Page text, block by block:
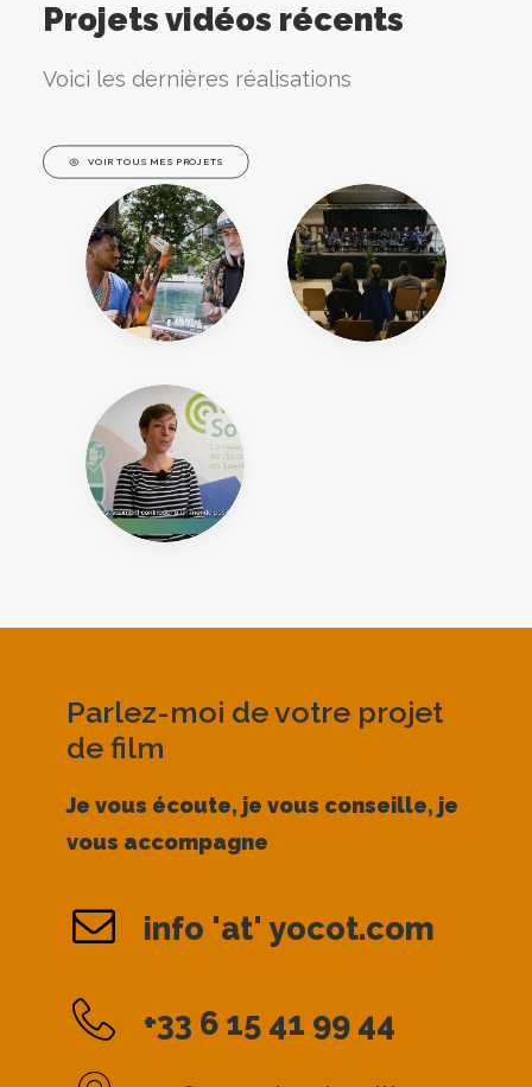
Projets vidéos récents
Voici les dernières réalisations
VOIR TOUS MES PROJETS
Parlez-moi de votre projet
de film
Je vous écoute, je vous conseille, je
vous accompagne
info 'at' yocot.com
+33 6 15 41 99 44